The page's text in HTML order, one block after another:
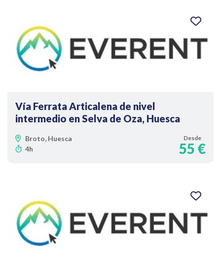
Vía Ferrata Articalena de nivel
intermedio en Selva de Oza, Huesca
Broto, Huesca
4h
Desde
55 €